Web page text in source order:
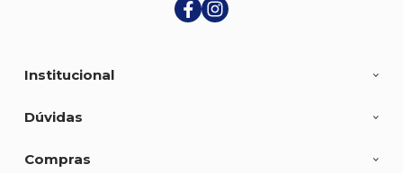
Institucional
Dúvidas
Compras